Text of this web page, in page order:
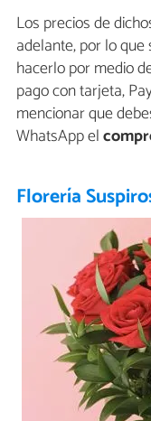
Los precios de
adelante, por lo
hacerlo por medio
pago con tarjeta,
mencionar que
WhatsApp el
Florería